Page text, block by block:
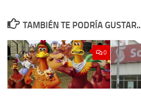
TAMBIÉN TE PODRÍA
0